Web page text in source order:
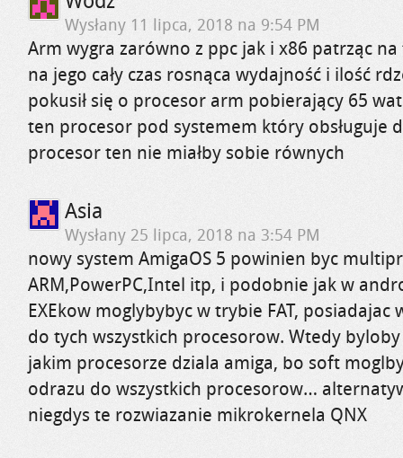
Wysłany 11 lipca, 2018 na 9:54 PM
Arm wygra zarówno z ppc jak i x86 patrząc
na jego cały czas rosnąca wydajność i ilość
pokusił się o procesor arm pobierający 65
ten procesor pod systemem który obsługuje
procesor ten nie miałby sobie równych
Asia
Wysłany 25 lipca, 2018 na 3:54 PM
nowy system AmigaOS 5 powinien byc
ARM,PowerPC,Intel itp, i podobnie jak w
EXEkow moglybybyc w trybie FAT,
do tych wszystkich procesorow. Wtedy
jakim procesorze dziala amiga, bo soft
odrazu do wszystkich procesorow…
niegdys te rozwiazanie mikrokernela QNX